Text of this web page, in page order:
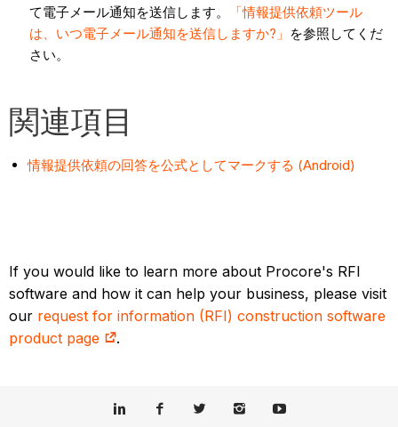
て電子メール通知を送信します。
「情報提供依頼ツール
は、いつ電子メール通知を送信しますか?」 を参照してくだ
さい。
関連項目
情報提供依頼の回答を公式としてマークする (Android)
If you would like to learn more about Procore's RFI
software and how it can help your business, please visit
our request for information (RFI) construction software
product page
.